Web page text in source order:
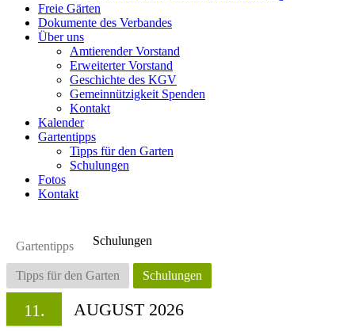
Freie Gärten
Dokumente des Verbandes
Über uns
Amtierender Vorstand
Erweiterter Vorstand
Geschichte des KGV
Gemeinnützigkeit Spenden
Kontakt
Kalender
Gartentipps
Tipps für den Garten
Schulungen
Fotos
Kontakt
Gartentipps
Tipps für den Garten Schulungen
Schulungen
11. AUGUST 2026